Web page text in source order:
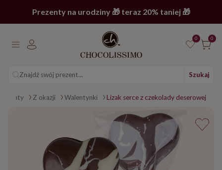
Prezenty na urodziny 🎁 teraz 20% taniej 🎁
0 0
Znajdź swój prezent... Szukaj
główna Z okazji Walentynki Lizak serce z czekolady deserowej